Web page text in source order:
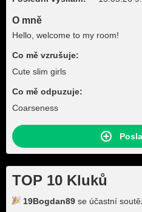
O mně
Hello, welcome to my room!
Co mě vzrušuje:
Cute slim girls
Co mě odpuzuje:
Coarseness
TOP 10 Kluků
19Bogdan89 se účastní